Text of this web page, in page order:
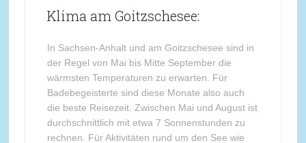
Klima am Goitzschesee:
In Sachsen-Anhalt und am Goitzschesee sind in
der Regel von Mai bis Mitte September die
wärmsten Temperaturen zu erwarten. Für
Badebegeisterte sind diese Monate also auch
die beste Reisezeit. Zwischen Mai und August ist
durchschnittlich mit etwa 7 Sonnenstunden zu
rechnen. Für Aktivitäten rund um den See wie